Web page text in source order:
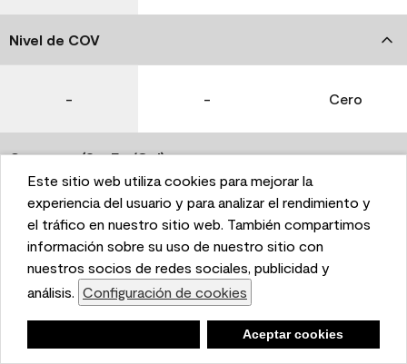
This website uses cookies to enhance user experience
and to analyze performance and traffic on our website.
We also share information about your use of our site
with our social media, advertising, and analytics
partners. Cookie Settings
Accept Cookies
Este sitio web utiliza cookies para mejorar la
experiencia del usuario y para analizar el rendimiento y
el tráfico en nuestro sitio web. También compartimos
información sobre su uso de nuestro sitio con
nuestros socios de redes sociales, publicidad y
análisis. Configuración de cookies
Aceptar cookies
Nivel de COV
- - Cero
Coverage (Sq. Ft./Gal)
350-400 400-450 400-450
Tiempo de secado
1 hora